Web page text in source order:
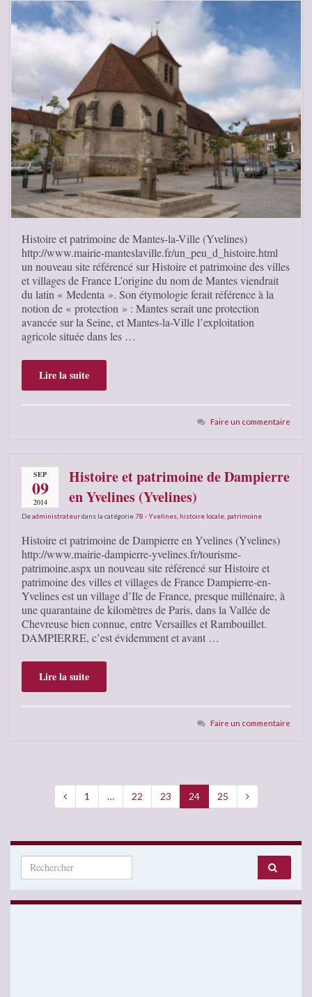
Histoire et patrimoine de Mantes-la-Ville (Yvelines)
http://www.mairie-manteslaville.fr/un_peu_d_histoire.html
un nouveau site référencé sur Histoire et patrimoine des villes
et villages de France L’origine du nom de Mantes viendrait
du latin « Medenta ». Son étymologie ferait référence à la
notion de « protection » : Mantes serait une protection
avancée sur la Seine, et Mantes-la-Ville l’exploitation
agricole située dans les …
Lire la suite
Faire un commentaire
SEP
09
2014
Histoire et patrimoine de Dampierre
en Yvelines (Yvelines)
Deadministrateurdans la catégorie78 - Yvelines histoire locale patrimoine
Histoire et patrimoine de Dampierre en Yvelines (Yvelines)
http://www.mairie-dampierre-yvelines.fr/tourisme-
patrimoine.aspx un nouveau site référencé sur Histoire et
patrimoine des villes et villages de France Dampierre-en-
Yvelines est un village d’Ile de France, presque millénaire, à
une quarantaine de kilomètres de Paris, dans la Vallée de
Chevreuse bien connue, entre Versailles et Rambouillet.
DAMPIERRE, c’est évidemment et avant …
Lire la suite
Faire un commentaire
1 … 22 23 24 25
Search for: